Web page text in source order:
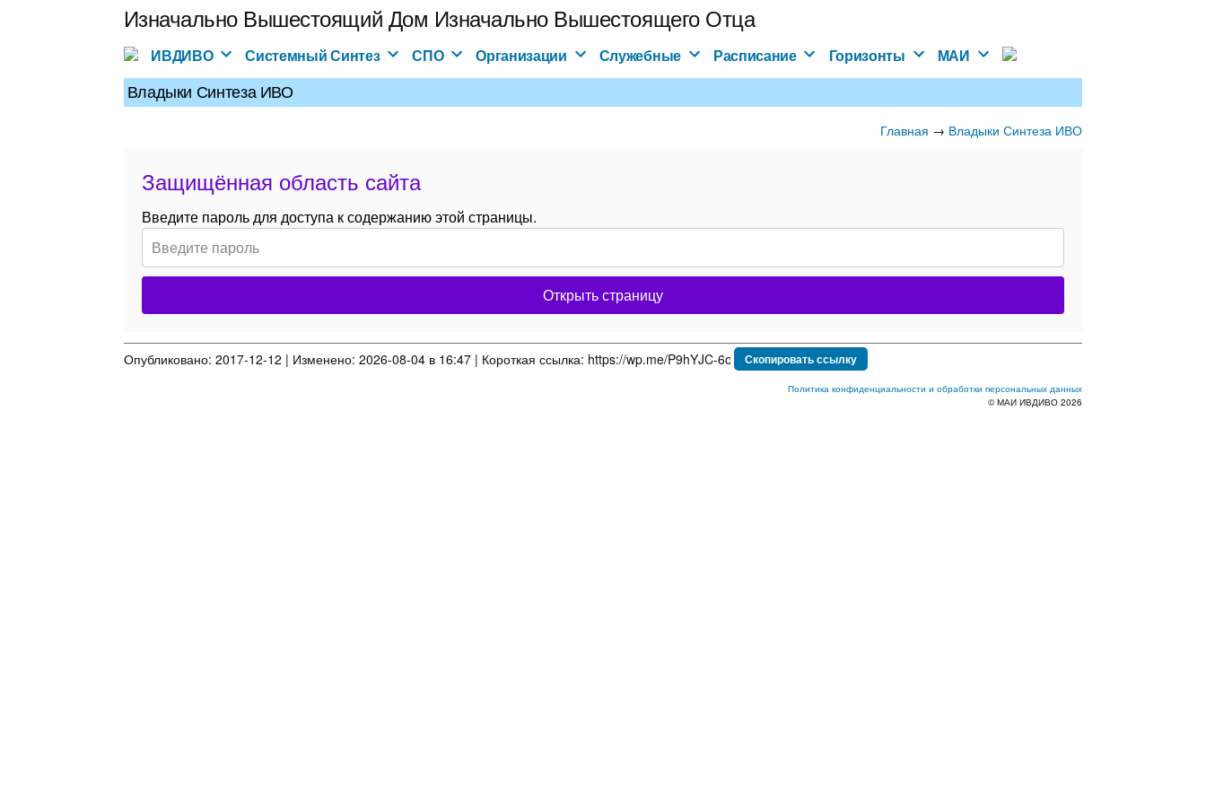
Перейти
к
содержимому
Изначально Вышестоящий Дом Изначально Вышестоящего Отца
ИВДИВО Системный Синтез СПО Организации Служебные Расписание Горизонты МАИ
Владыки Синтеза ИВО
Главная → Владыки Синтеза ИВО
Защищённая область сайта
Введите пароль для доступа к содержанию этой страницы.
Открыть страницу
Опубликовано: 2017-12-12 | Изменено: 2026-08-04 в 16:47 | Короткая ссылка: Скопировать ссылку
Политика конфиденциальности и обработки персональных данных
© МАИ ИВДИВО 2026